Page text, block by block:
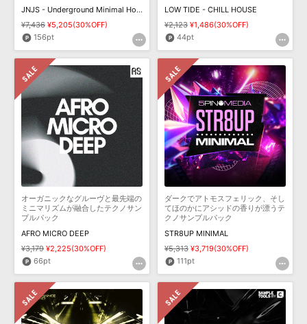
JNJS - Underground Minimal House
¥7,436 ¥5,205(30%OFF)
156pt
LOW TIDE - CHILL HOUSE
¥2,123 ¥1,486(30%OFF)
44pt
オーガニックなグルーヴと最先端の
ミニマリズムが融合したテクノサン
プルパック
AFRO MICRO DEEP
¥3,179 ¥2,225(30%OFF)
66pt
ダークでアトモスフェリック、そし
てほのかにアシッドの香りが漂うテ
クノサンプルパック
STR8UP MINIMAL
¥5,313 ¥3,719(30%OFF)
111pt